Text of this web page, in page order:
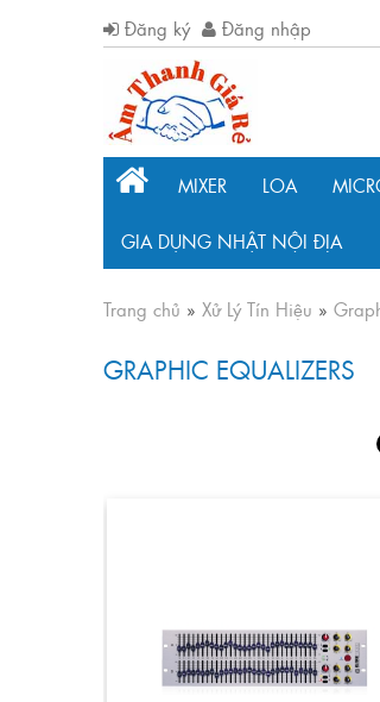
Đăng ký Đăng nhập
MIXER LOA
GIA DỤNG NHẬT NỘI ĐỊA
Trang chủ » Xử Lý Tín Hiệu »
GRAPHIC EQUALIZERS